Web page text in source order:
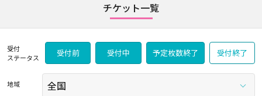
チケット一覧
受付
ステータス
受付前 受付中 予定枚数終了 受付終了
地域